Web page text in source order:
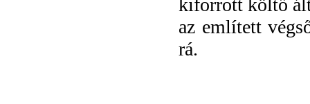
kiforrott költő
az említett
rá.